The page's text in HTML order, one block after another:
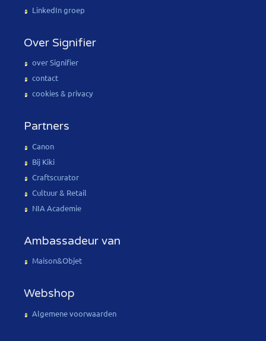
LinkedIn groep
Over Signifier
over Signifier
contact
cookies & privacy
Partners
Canon
Bij Kiki
Craftscurator
Cultuur & Retail
NIA Academie
Ambassadeur van
Maison&Objet
Webshop
Algemene voorwaarden